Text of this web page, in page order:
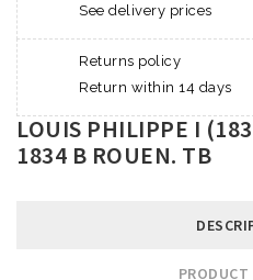
See delivery prices
Returns policy
Return within 14 days
LOUIS PHILIPPE I
1834 B ROUEN. TB